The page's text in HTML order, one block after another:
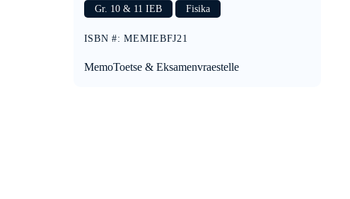
Gr. 10 & 11 IEB Fisika
ISBN #:MEMIEBFJ21
MemoToetse & Eksamenvraestelle